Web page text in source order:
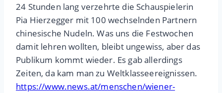
24 Stunden lang verzehrte die Schauspielerin
Pia Hierzegger mit 100 wechselnden Partnern
chinesische Nudeln. Was uns die Festwochen
damit lehren wollten, bleibt ungewiss, aber das
Publikum kommt wieder. Es gab allerdings
Zeiten, da kam man zu Weltklasseereignissen.
https://www.news.at/menschen/wiener-